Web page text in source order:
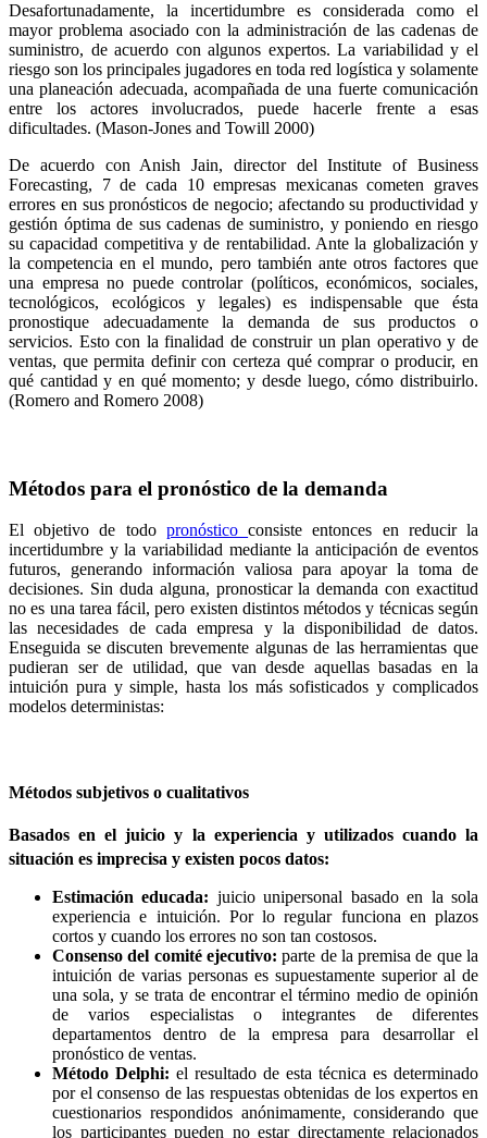
Desafortunadamente, la incertidumbre es considerada como el
mayor problema asociado con la administración de las cadenas de
suministro, de acuerdo con algunos expertos. La variabilidad y el
riesgo son los principales jugadores en toda red logística y solamente
una planeación adecuada, acompañada de una fuerte comunicación
entre los actores involucrados, puede hacerle frente a esas
dificultades. (Mason-Jones and Towill 2000)
De acuerdo con Anish Jain, director del Institute of Business
Forecasting, 7 de cada 10 empresas mexicanas cometen graves
errores en sus pronósticos de negocio; afectando su productividad y
gestión óptima de sus cadenas de suministro, y poniendo en riesgo
su capacidad competitiva y de rentabilidad. Ante la globalización y
la competencia en el mundo, pero también ante otros factores que
una empresa no puede controlar (políticos, económicos, sociales,
tecnológicos, ecológicos y legales) es indispensable que ésta
pronostique adecuadamente la demanda de sus productos o
servicios. Esto con la finalidad de construir un plan operativo y de
ventas, que permita definir con certeza qué comprar o producir, en
qué cantidad y en qué momento; y desde luego, cómo distribuirlo.
(Romero and Romero 2008)
Métodos para el pronóstico de la demanda
El objetivo de todo pronósticoconsiste entonces en reducir la
incertidumbre y la variabilidad mediante la anticipación de eventos
futuros, generando información valiosa para apoyar la toma de
decisiones. Sin duda alguna, pronosticar la demanda con exactitud
no es una tarea fácil, pero existen distintos métodos y técnicas según
las necesidades de cada empresa y la disponibilidad de datos.
Enseguida se discuten brevemente algunas de las herramientas que
pudieran ser de utilidad, que van desde aquellas basadas en la
intuición pura y simple, hasta los más sofisticados y complicados
modelos deterministas:
Métodos subjetivos o cualitativos
Basados en el juicio y la experiencia y utilizados cuando la
situación es imprecisa y existen pocos datos:
Estimación educada: juicio unipersonal basado en la sola
experiencia e intuición. Por lo regular funciona en plazos
cortos y cuando los errores no son tan costosos.
Consenso del comité ejecutivo: parte de la premisa de que la
intuición de varias personas es supuestamente superior al de
una sola, y se trata de encontrar el término medio de opinión
de varios especialistas o integrantes de diferentes
departamentos dentro de la empresa para desarrollar el
pronóstico de ventas.
Método Delphi: el resultado de esta técnica es determinado
por el consenso de las respuestas obtenidas de los expertos en
cuestionarios respondidos anónimamente, considerando que
los participantes pueden no estar directamente relacionados